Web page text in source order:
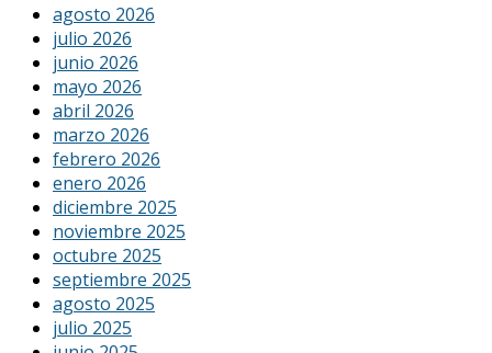
agosto 2026
julio 2026
junio 2026
mayo 2026
abril 2026
marzo 2026
febrero 2026
enero 2026
diciembre 2025
noviembre 2025
octubre 2025
septiembre 2025
agosto 2025
julio 2025